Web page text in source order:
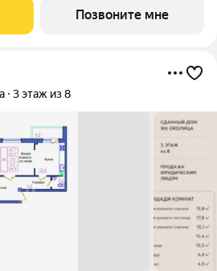
и всё необходимое для
монолитная
Позвоните мне
3 этаж из 8